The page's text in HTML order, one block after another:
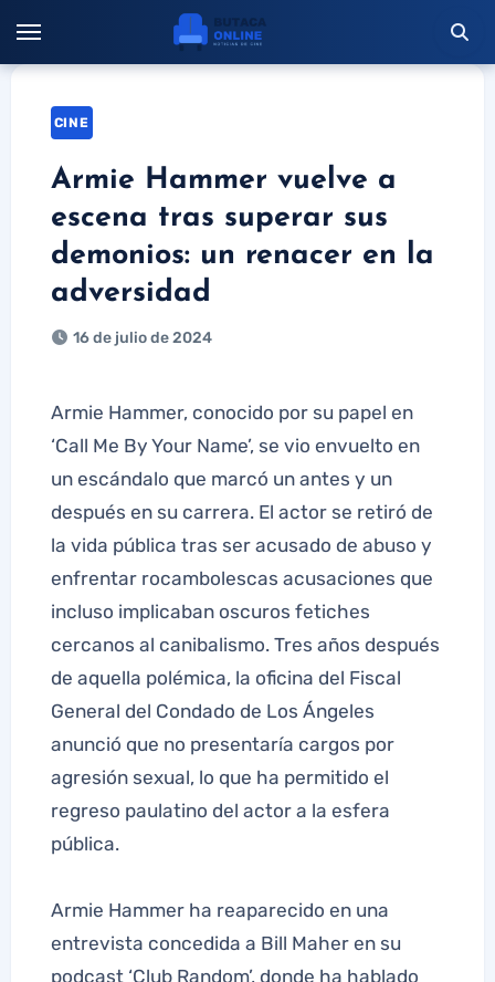
contenido
CINE
Armie Hammer vuelve a
escena tras superar sus
demonios: un renacer en la
adversidad
16 de julio de 2024
Armie Hammer, conocido por su papel en
‘Call Me By Your Name’, se vio envuelto en
un escándalo que marcó un antes y un
después en su carrera. El actor se retiró de
la vida pública tras ser acusado de abuso y
enfrentar rocambolescas acusaciones que
incluso implicaban oscuros fetiches
cercanos al canibalismo. Tres años después
de aquella polémica, la oficina del Fiscal
General del Condado de Los Ángeles
anunció que no presentaría cargos por
agresión sexual, lo que ha permitido el
regreso paulatino del actor a la esfera
pública.
Armie Hammer ha reaparecido en una
entrevista concedida a Bill Maher en su
podcast ‘Club Random’, donde ha hablado